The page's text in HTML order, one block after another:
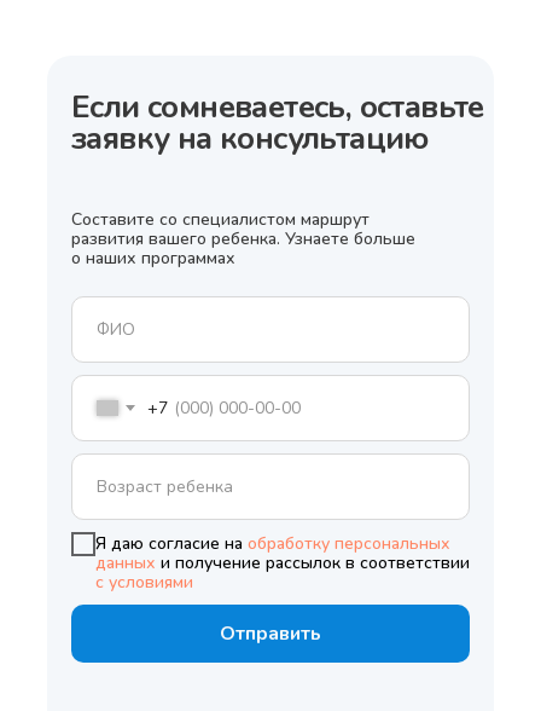
Составите со специалистом маршрут
развития вашего ребенка. Узнаете больше
о наших программах
Если сомневаетесь, оставьте
заявку на консультацию
+7
Я даю согласие на обработку персональных
данных и получение рассылок в соответствии
с условиями
Отправить